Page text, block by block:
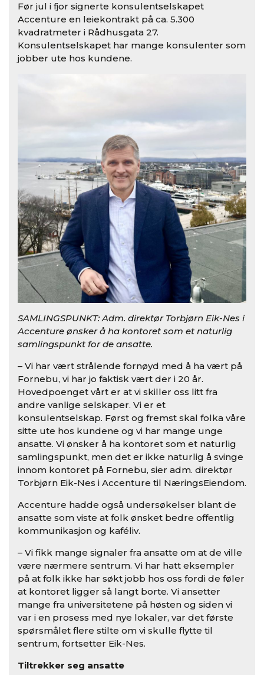
Før jul i fjor signerte konsulentselskapet
Accenture en leiekontrakt på ca. 5.300
kvadratmeter i Rådhusgata 27.
Konsulentselskapet har mange konsulenter som
jobber ute hos kundene.
SAMLINGSPUNKT: Adm. direktør Torbjørn Eik-Nes i
Accenture ønsker å ha kontoret som et naturlig
samlingspunkt for de ansatte.
– Vi har vært strålende fornøyd med å ha vært på
Fornebu, vi har jo faktisk vært der i 20 år.
Hovedpoenget vårt er at vi skiller oss litt fra
andre vanlige selskaper. Vi er et
konsulentselskap. Først og fremst skal folka våre
sitte ute hos kundene og vi har mange unge
ansatte. Vi ønsker å ha kontoret som et naturlig
samlingspunkt, men det er ikke naturlig å svinge
innom kontoret på Fornebu, sier adm. direktør
Torbjørn Eik-Nes i Accenture til NæringsEiendom.
Accenture hadde også undersøkelser blant de
ansatte som viste at folk ønsket bedre offentlig
kommunikasjon og kaféliv.
– Vi fikk mange signaler fra ansatte om at de ville
være nærmere sentrum. Vi har hatt eksempler
på at folk ikke har søkt jobb hos oss fordi de føler
at kontoret ligger så langt borte. Vi ansetter
mange fra universitetene på høsten og siden vi
var i en prosess med nye lokaler, var det første
spørsmålet flere stilte om vi skulle flytte til
sentrum, fortsetter Eik-Nes.
Tiltrekker seg ansatte